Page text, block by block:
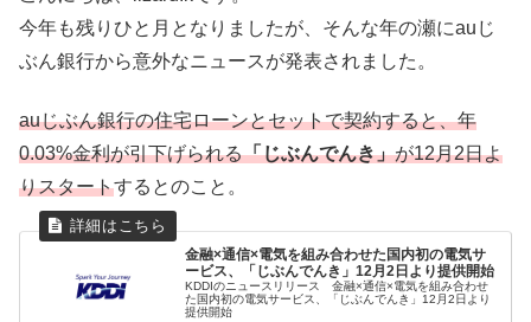
今年も残りひと月となりましたが、そんな年の瀬にauじ
ぶん銀行から意外なニュースが発表されました。
auじぶん銀行の住宅ローンとセットで契約すると、年
0.03%金利が引下げられる「じぶんでんき」が12月2日よ
りスタートするとのこと。
金融×通信×電気を組み合わせた国内初の電気サ
ービス、「じぶんでんき」12月2日より提供開始
KDDIのニュースリリース 金融×通信×電気を組み合わせ
た国内初の電気サービス、「じぶんでんき」12月2日より
提供開始